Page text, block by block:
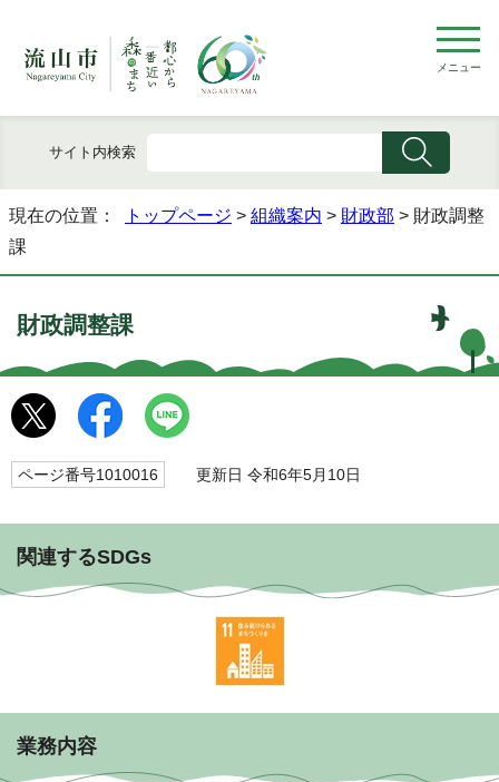
メニュー
サイト内検索
現在の位置： トップページ > 組織案内 > 財政部 > 財政調整
課
財政調整課
ページ番号1010016 更新日 令和6年5月10日
関連するSDGs
業務内容